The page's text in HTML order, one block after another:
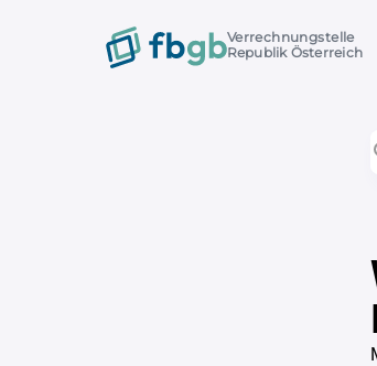
Verrechnungstelle
Republik Österreich